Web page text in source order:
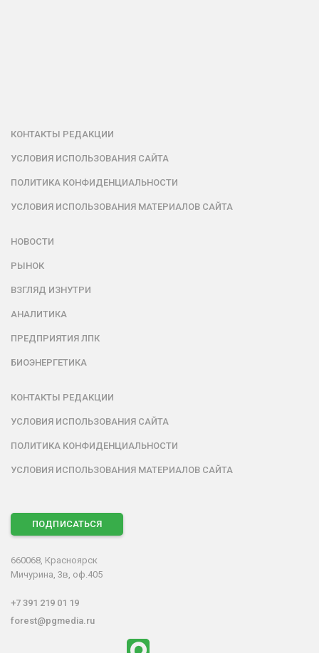
КОНТАКТЫ РЕДАКЦИИ
УСЛОВИЯ ИСПОЛЬЗОВАНИЯ САЙТА
ПОЛИТИКА КОНФИДЕНЦИАЛЬНОСТИ
УСЛОВИЯ ИСПОЛЬЗОВАНИЯ МАТЕРИАЛОВ САЙТА
НОВОСТИ
РЫНОК
ВЗГЛЯД ИЗНУТРИ
АНАЛИТИКА
ПРЕДПРИЯТИЯ ЛПК
БИОЭНЕРГЕТИКА
КОНТАКТЫ РЕДАКЦИИ
УСЛОВИЯ ИСПОЛЬЗОВАНИЯ САЙТА
ПОЛИТИКА КОНФИДЕНЦИАЛЬНОСТИ
УСЛОВИЯ ИСПОЛЬЗОВАНИЯ МАТЕРИАЛОВ САЙТА
ПОДПИСАТЬСЯ
660068, Красноярск
Мичурина, 3в, оф.405
+7 391 219 01 19
forest@pgmedia.ru